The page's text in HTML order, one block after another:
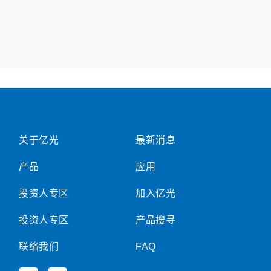
关于亿光
产品
投资人专区
投资人专区
联络我们
最新消息
应用
加入亿光
产品搜寻
FAQ